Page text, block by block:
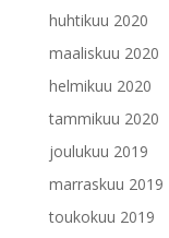
huhtikuu 2020
maaliskuu 2020
helmikuu 2020
tammikuu 2020
joulukuu 2019
marraskuu 2019
toukokuu 2019